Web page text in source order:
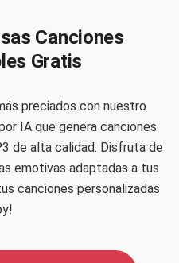
Canciones
Gratis
preciados con nuestro
IA que genera canciones
de alta calidad. Disfruta de
emotivas adaptadas a tus
canciones personalizadas